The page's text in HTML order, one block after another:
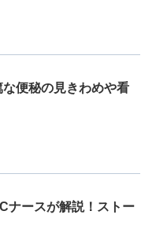
な便秘の見きわめや看
ナースが解説！ストー